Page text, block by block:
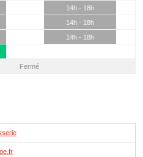
14h - 18h
14h - 18h
14h - 18h
Fermé